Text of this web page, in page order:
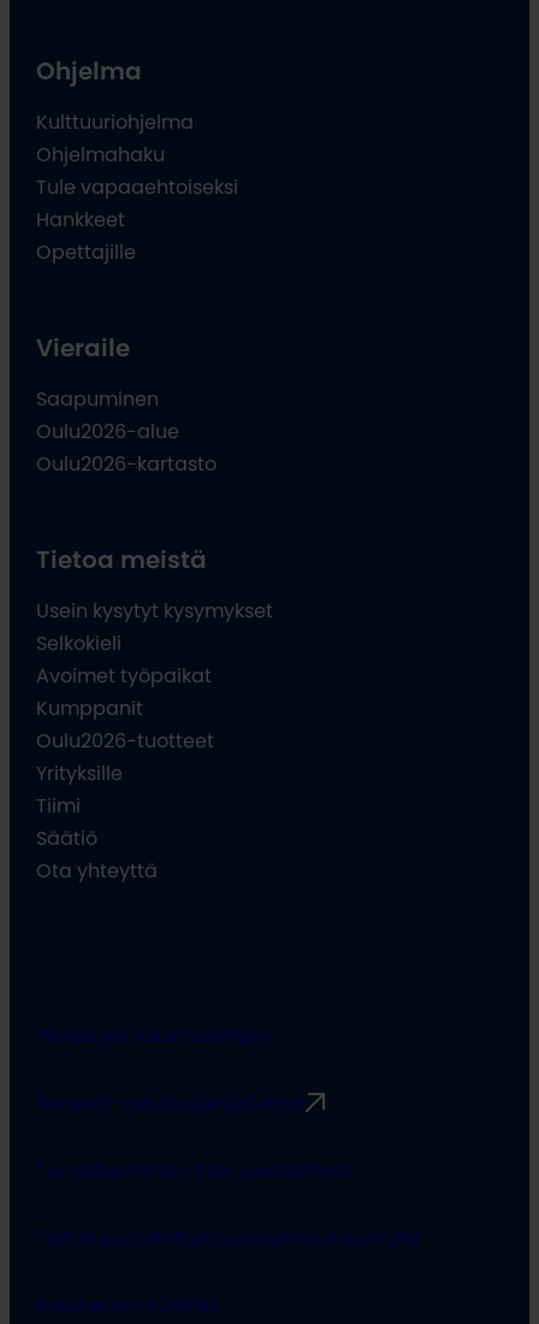
Ohjelma
Kulttuuriohjelma
Ohjelmahaku
Tule vapaaehtoiseksi
Hankkeet
Opettajille
Vieraile
Saapuminen
Oulu2026-alue
Oulu2026-kartasto
Tietoa meistä
Usein kysytyt kysymykset
Selkokieli
Avoimet työpaikat
Kumppanit
Oulu2026-tuotteet
Yrityksille
Tiimi
Säätiö
Ota yhteyttä
Projektien viestintäohjeet
Rimbert-avustusjärjestelmä
Turvallisemman tilan periaatteet
TietosuojaselosteSaavutettavuusseloste
Evästeiden hallinta